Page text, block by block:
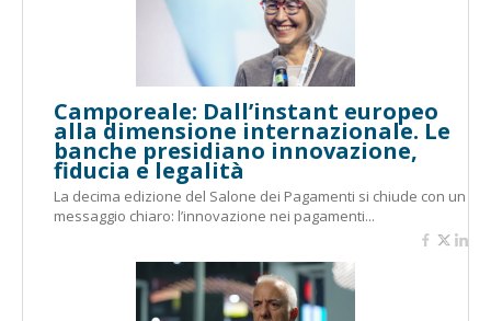
Camporeale: Dall’instant europeo
alla dimensione internazionale. Le
banche presidiano innovazione,
fiducia e legalità
La decima edizione del Salone dei Pagamenti si chiude con un
messaggio chiaro: l’innovazione nei pagamenti...